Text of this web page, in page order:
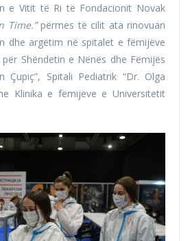
e Vitit të Ri të Fondacionit Novak
Time.”përmes të cilit ata rinovuan
dhe argëtim në spitalet e fëmijëve
Shëndetin e Nënës dhe Fëmijës
Çupiç”, Spitali Pediatrik “Dr. Olga
Klinika e fëmijëve e Universitetit